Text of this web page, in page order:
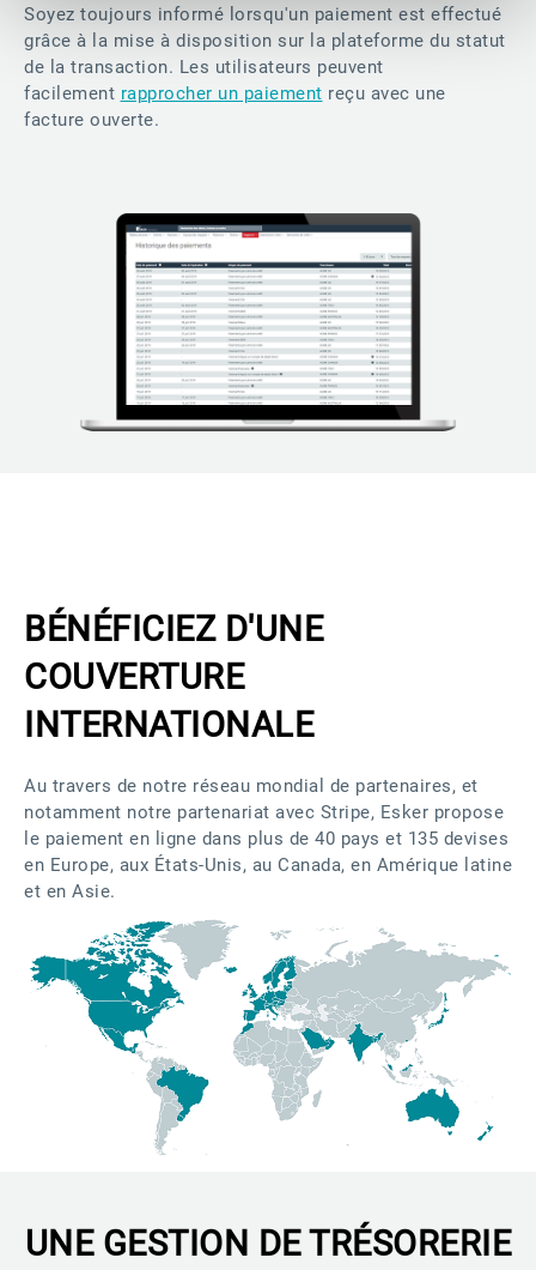
Soyez toujours informé lorsqu'un paiement est effectué
grâce à la mise à disposition sur la plateforme du statut
de la transaction. Les utilisateurs peuvent
facilement rapprocher un paiement reçu avec une
facture ouverte.
BÉNÉFICIEZ D'UNE
COUVERTURE
INTERNATIONALE
Au travers de notre réseau mondial de partenaires, et
notamment notre partenariat avec Stripe, Esker propose
le paiement en ligne dans plus de 40 pays et 135 devises
en Europe, aux États-Unis, au Canada, en Amérique latine
et en Asie.
UNE GESTION DE TRÉSORERIE